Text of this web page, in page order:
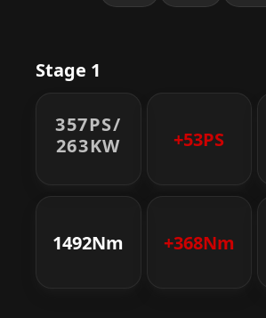
Stage 1
357PS/
263KW
+53PS
1492Nm +368Nm